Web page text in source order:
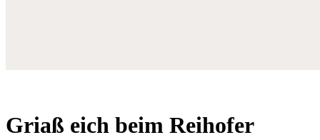
Griaß eich beim Reihofer